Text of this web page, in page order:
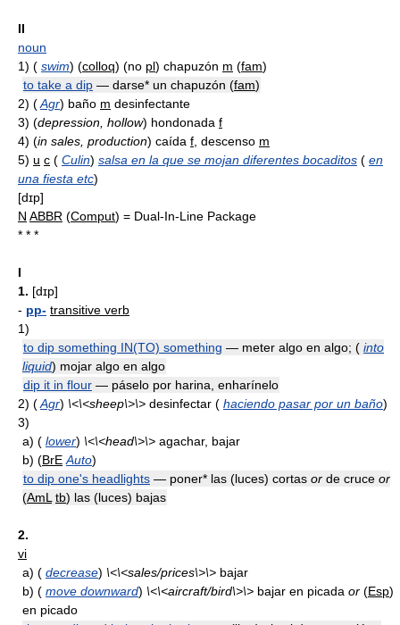
II
noun
1) ( swim) (colloq) (no pl) chapuzón m (fam)
to take a dip — darse* un chapuzón (fam)
2) (Agr) baño m desinfectante
3) (depression, hollow) hondonada f
4) (in sales, production) caída f , descenso m
5) u c ( Culin) salsa en la que se mojan diferentes bocaditos ( en
una fiesta etc)
[dɪp]
N ABBR (Comput) = Dual-In-Line Package
* * *
I
1. [dɪp]
- pp- transitive verb
1)
to dip something IN(TO) something — meter algo en algo; ( into
liquid) mojar algo en algo
dip it in flour — páselo por harina, enharínelo
2) (Agr) \<\<sheep\>\> desinfectar ( haciendo pasar por un baño)
3)
a) ( lower) \<\<head\>\> agachar, bajar
b) (BrE Auto)
to dip one's headlights — poner* las (luces) cortas or de cruce or
(AmL tb) las (luces) bajas
2.
vi
a) ( decrease) \<\<sales/prices\>\> bajar
b) ( move downward) \<\<aircraft/bird\>\> bajar en picada or (Esp)
en picado